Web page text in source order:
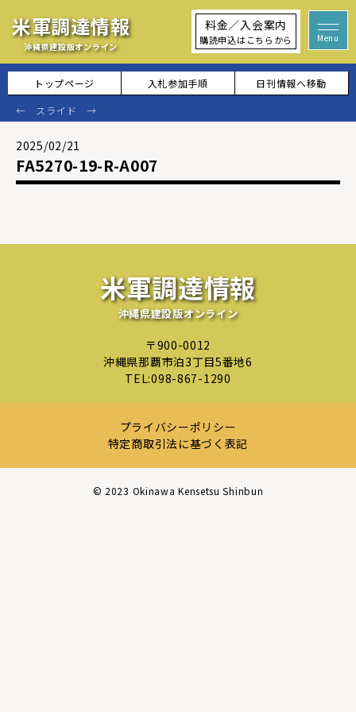
米軍調達情報
沖縄県建設版オンライン
料金／入会案内
購読申込はこちらから
トップページ 入札参加手順 日刊情報へ移動
2025/02/21
FA5270-19-R-A007
米軍調達情報
沖縄県建設版オンライン
〒900-0012
沖縄県那覇市泊3丁目5番地6
TEL:098-867-1290
プライバシーポリシー
特定商取引法に基づく表記
©︎ 2023 Okinawa Kensetsu Shinbun